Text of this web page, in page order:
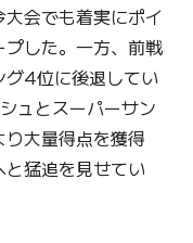
会でも着実にポイ
した。一方、前戦
グ4位に後退してい
ュとスーパーサン
大量得点を獲得
猛追を見せてい